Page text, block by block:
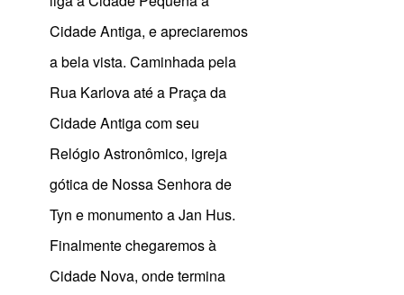
Cidade Antiga, e apreciaremos
a bela vista. Caminhada pela
Rua Karlova até a Praça da
Cidade Antiga com seu
Relógio Astronômico, igreja
gótica de Nossa Senhora de
Tyn e monumento a Jan Hus.
Finalmente chegaremos à
Cidade Nova, onde termina